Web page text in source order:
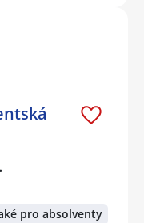
pro absolventy